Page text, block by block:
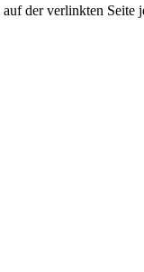
der verlinkten